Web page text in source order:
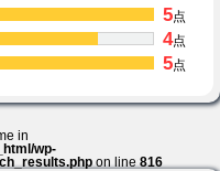
5点
4点
5点
in
wp-
on line 816